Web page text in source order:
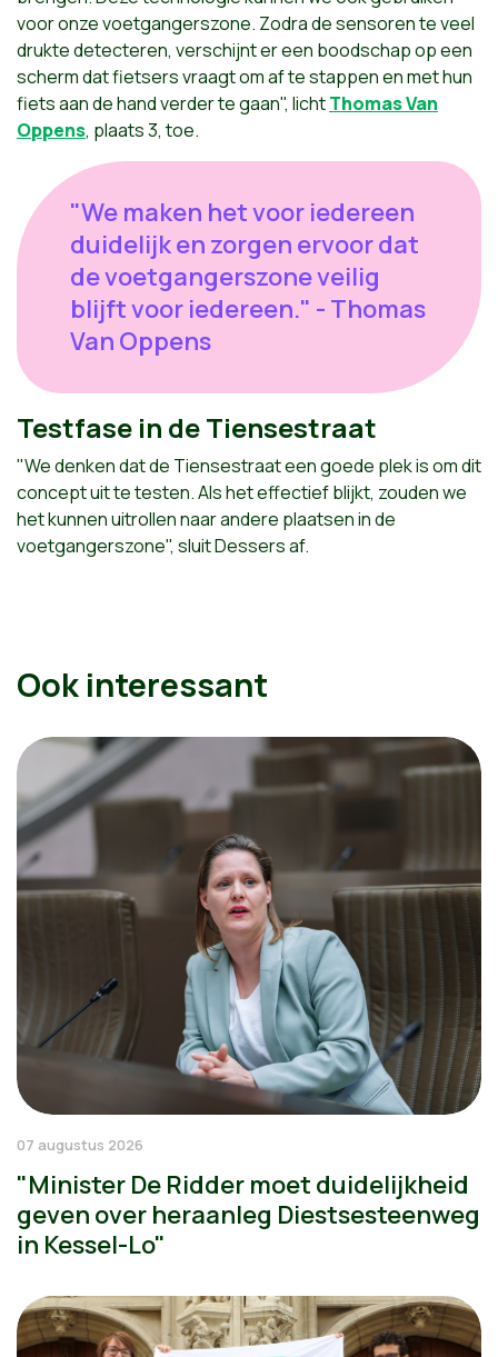
voor onze voetgangerszone. Zodra de sensoren te veel
drukte detecteren, verschijnt er een boodschap op een
scherm dat fietsers vraagt om af te stappen en met hun
fiets aan de hand verder te gaan", lichtThomas Van
Oppens, plaats 3, toe.
"We maken het voor iedereen
duidelijk en zorgen ervoor dat
de voetgangerszone veilig
blijft voor iedereen." - Thomas
Van Oppens
Testfase in de Tiensestraat
"We denken dat de Tiensestraat een goede plek is om dit
concept uit te testen. Als het effectief blijkt, zouden we
het kunnen uitrollen naar andere plaatsen in de
voetgangerszone", sluit Dessers af.
Ook interessant
07 augustus 2026
"Minister De Ridder moet duidelijkheid
geven over heraanleg Diestsesteenweg
in Kessel-Lo"